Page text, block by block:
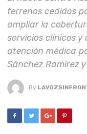
terrenos cedidos
ampliar la
servicios clínicos y
atención médica
Sánchez Ramírez
By